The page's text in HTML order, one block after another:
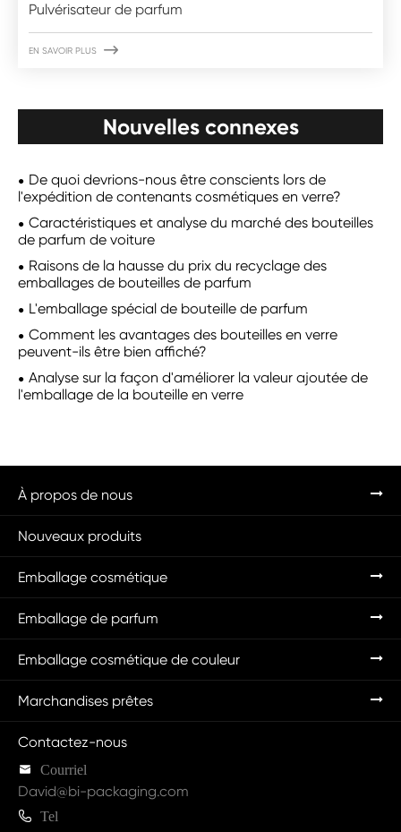
Pulvérisateur de parfum
EN SAVOIR PLUS 
Nouvelles connexes
De quoi devrions-nous être conscients lors de
l'expédition de contenants cosmétiques en verre?
Caractéristiques et analyse du marché des bouteilles
de parfum de voiture
Raisons de la hausse du prix du recyclage des
emballages de bouteilles de parfum
L'emballage spécial de bouteille de parfum
Comment les avantages des bouteilles en verre
peuvent-ils être bien affiché?
Analyse sur la façon d'améliorer la valeur ajoutée de
l'emballage de la bouteille en verre
À propos de nous
Nouveaux produits
Emballage cosmétique
Emballage de parfum
Emballage cosmétique de couleur
Marchandises prêtes
Contactez-nous
 Courriel
David@bi-packaging.com
 Tel